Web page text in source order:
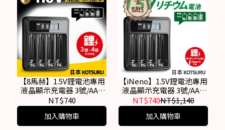
【8馬赫】1.5V鋰電池專用
液晶顯示充電器 3號/AA 4
號/AAA(4槽獨立快充)
NT$740
加入購物車
【iNeno】1.5V鋰電池專用
液晶顯示充電器 3號/AA 4
號/AAA(4槽獨立快充)
NT$740NT$1,140
加入購物車